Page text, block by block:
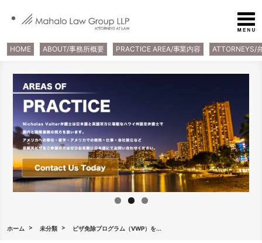
HOME ABOUT/事務所概要 PRACTICE AREA/事業内容 ATTORNEYS/
ホーム 未分類 ビザ免除プログラム（VWP）を...